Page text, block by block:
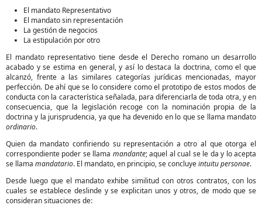
El mandato Representativo
El mandato sin representación
La gestión de negocios
La estipulación por otro
El mandato representativo tiene desde el Derecho romano un desarrollo
acabado y se estima en general, y así lo destaca la doctrina, como el que
alcanzó, frente a las similares categorías jurídicas mencionadas, mayor
perfección. De ahí que se lo considere como el prototipo de estos modos de
conducta con la característica señalada, para diferenciarla de toda otra, y en
consecuencia, que la legislación recoge con la nominación propia de la
doctrina y la jurisprudencia, ya que ha devenido en lo que se llama mandato
ordinario.
Quien da mandato confiriendo su representación a otro al que otorga el
correspondiente poder se llama mandante; aquel al cual se le da y lo acepta
se llama mandatario. El mandato, en principio, se concluyeintuitu personae.
Desde luego que el mandato exhibe similitud con otros contratos, con los
cuales se establece deslinde y se explicitan unos y otros, de modo que se
consideran situaciones de: